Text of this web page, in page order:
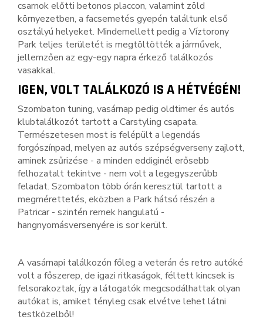
csarnok előtti betonos placcon, valamint zöld
környezetben, a facsemetés gyepén találtunk első
osztályú helyeket. Mindemellett pedig a Víztorony
Park teljes területét is megtöltötték a járművek,
jellemzően az egy-egy napra érkező találkozós
vasakkal.
IGEN, VOLT TALÁLKOZÓ IS A HÉTVÉGÉN!
Szombaton tuning, vasárnap pedig oldtimer és autós
klubtalálkozót tartott a Carstyling csapata.
Természetesen most is felépült a legendás
forgószínpad, melyen az autós szépségverseny zajlott,
aminek zsűrizése - a minden eddiginél erősebb
felhozatalt tekintve - nem volt a legegyszerűbb
feladat. Szombaton több órán keresztül tartott a
megmérettetés, eközben a Park hátsó részén a
Patricar - szintén remek hangulatú -
hangnyomásversenyére is sor került.
A vasárnapi találkozón főleg a veterán és retro autóké
volt a főszerep, de igazi ritkaságok, féltett kincsek is
felsorakoztak, így a látogatók megcsodálhattak olyan
autókat is, amiket tényleg csak elvétve lehet látni
testközelből!